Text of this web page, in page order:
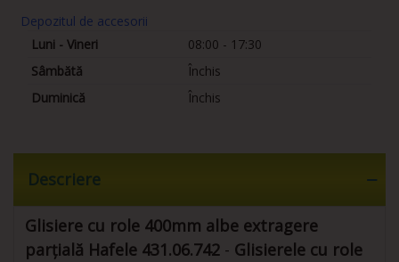
Depozitul de accesorii
Luni - Vineri
08:00 - 17:30
Sâmbătă
Închis
Duminică
Închis
Descriere
Glisiere cu role 400mm albe extragere
parțială Hafele 431.06.742 - Glisierele cu role